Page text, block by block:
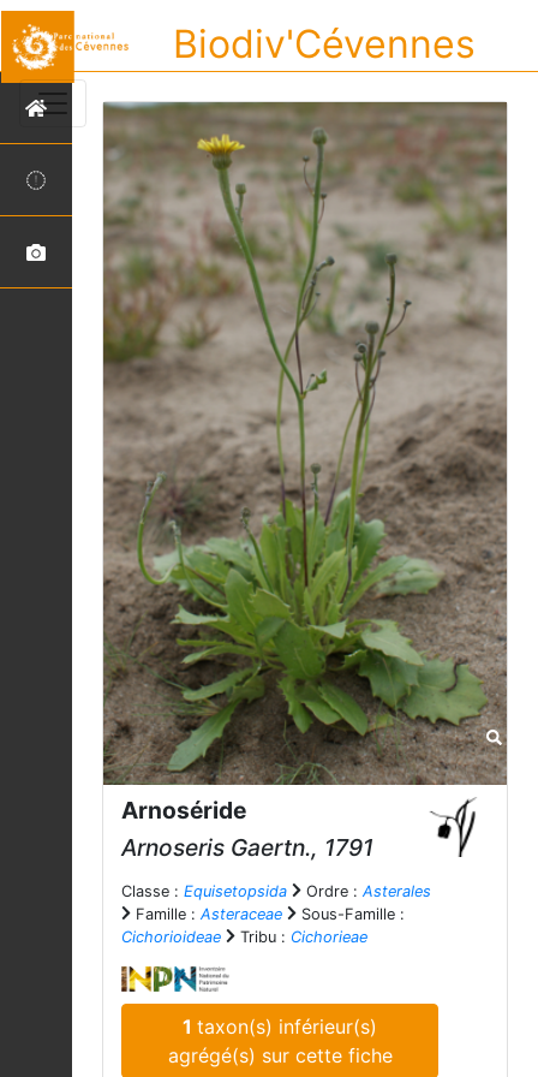
Biodiv'Cévennes
Arnoséride
Arnoseris Gaertn., 1791
Classe : Equisetopsida Ordre : Asterales
Famille : Asteraceae
Sous-Famille :
Cichorioideae
Tribu : Cichorieae
1taxon(s) inférieur(s)
agrégé(s) sur cette fiche